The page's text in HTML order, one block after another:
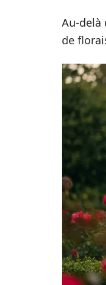
Au-delà
de